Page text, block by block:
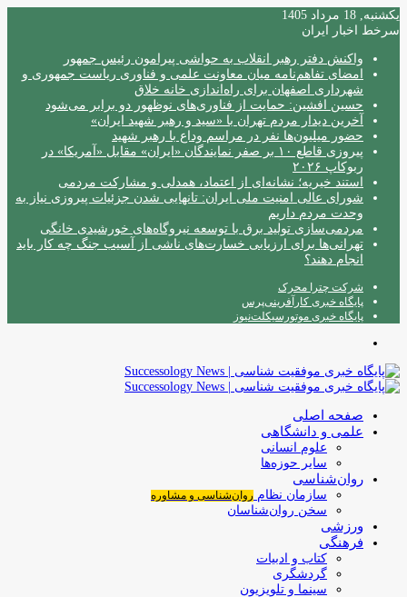
یکشنبه, 18 مرداد 1405
سرخط اخبار ایران
واکنش دفتر رهبر انقلاب به حواشی پیرامون رئیس جمهور
امضای تفاهم‌نامه میان معاونت علمی و فناوری ریاست جمهوری و
شهرداری اصفهان برای راه‌اندازی خانه خلاق
حسین افشین: حمایت از فناوری‌های نوظهور دو برابر می‌شود
آخرین دیدار مردم تهران با «سید و رهبر شهید ایران»
حضور میلیون‌ها نفر در مراسم وداع با رهبر شهید
پیروزی قاطع ۱۰ بر صفر نمایندگان «ایران» مقابل «آمریکا» در
ربوکاپ ۲۰۲۶
استند خیریه؛ نشانه‌ای از اعتماد، همدلی و مشارکت مردمی
شورای عالی امنیت ملی ایران: تانهایی شدن جزئیات پیروزی نیاز به
وحدت مردم داریم
مردمی‌سازی تولید برق با توسعه نیروگاه‌های خورشیدی خانگی
تهرانی‌ها برای ارزیابی خسارت‌های ناشی از آسیب جنگ چه کار باید
انجام دهند؟
شرکت چترا محرک
پایگاه خبری کارآفرینی‌پرس
پایگاه خبری موتورسیکلت‌نیوز
صفحه اصلی
علمی و دانشگاهی
علوم انسانی
سایر حوزه‌ها
روان‌شناسی
سازمان نظام روان‌شناسی و مشاوره
سخن روان‌شناسان
ورزشی
فرهنگی
کتاب و ادبیات
گردشگری
سینما و تلویزیون